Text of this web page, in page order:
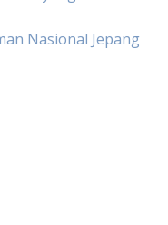
Nasional Jepang